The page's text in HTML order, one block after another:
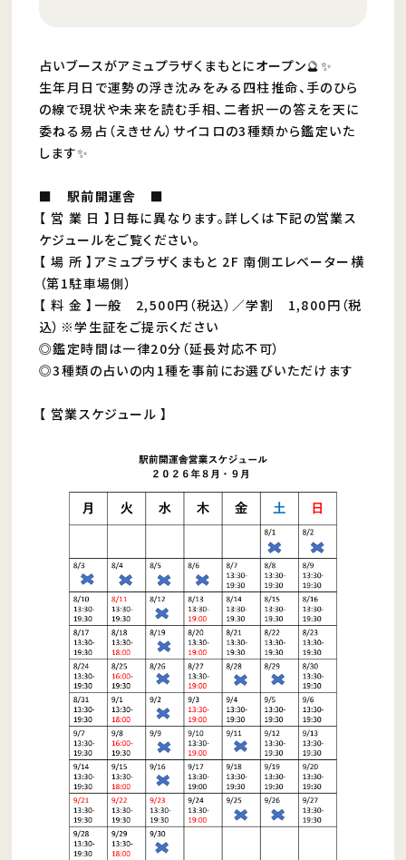
占いブースがアミュプラザくまもとにオープン🔮✨
生年月日で運勢の浮き沈みをみる四柱推命、手のひら
の線で現状や未来を読む手相、二者択一の答えを天に
委ねる易占（えきせん）サイコロの3種類から鑑定いた
します✨
■ 駅前開運舎 ■
【 営 業 日 】日毎に異なります。詳しくは下記の営業ス
ケジュールをご覧ください。
【 場 所 】アミュプラザくまもと 2F 南側エレベーター横
（第1駐車場側）
【 料 金 】一般 2,500円（税込）／学割 1,800円（税
込）※学生証をご提示ください
◎鑑定時間は一律20分（延長対応不可）
◎3種類の占いの内1種を事前にお選びいただけます
【 営業スケジュール 】